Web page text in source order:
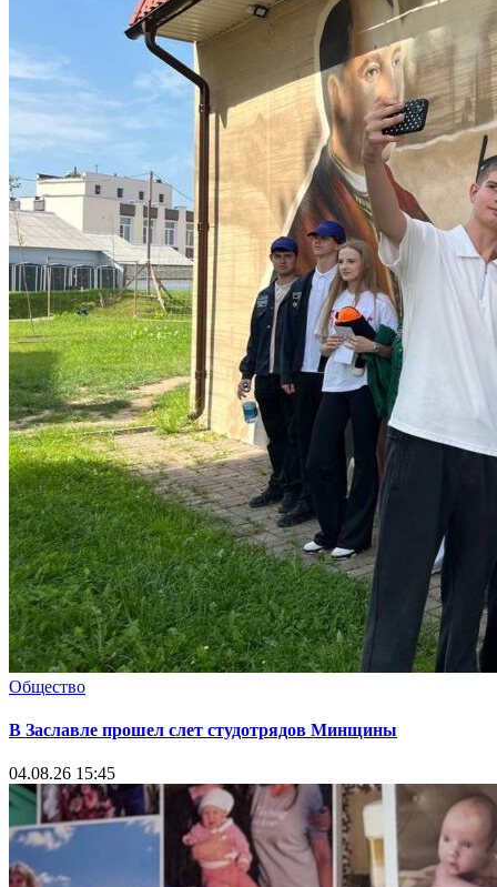
Общество
В Заславле прошел слет студотрядов Минщины
04.08.26 15:45